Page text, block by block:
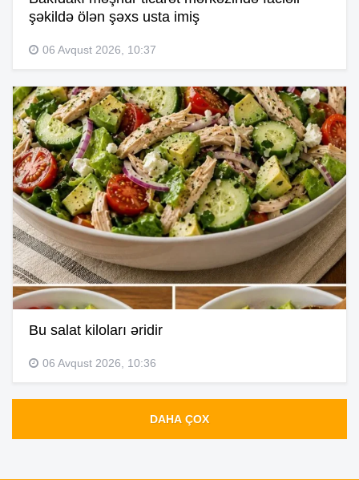
şəkildə ölən şəxs usta imiş
06 Avqust 2026, 10:37
Bu salat kiloları əridir
06 Avqust 2026, 10:36
DAHA ÇOX